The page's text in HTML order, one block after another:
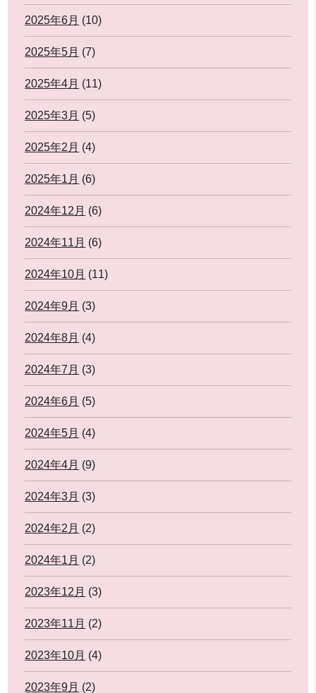
2025年6月 (10)
2025年5月 (7)
2025年4月 (11)
2025年3月 (5)
2025年2月 (4)
2025年1月 (6)
2024年12月 (6)
2024年11月 (6)
2024年10月 (11)
2024年9月 (3)
2024年8月 (4)
2024年7月 (3)
2024年6月 (5)
2024年5月 (4)
2024年4月 (9)
2024年3月 (3)
2024年2月 (2)
2024年1月 (2)
2023年12月 (3)
2023年11月 (2)
2023年10月 (4)
2023年9月 (2)